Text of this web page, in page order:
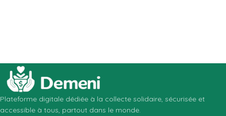
Plateforme digitale dédiée à la collecte solidaire, sécurisée et
accessible à tous, partout dans le monde.